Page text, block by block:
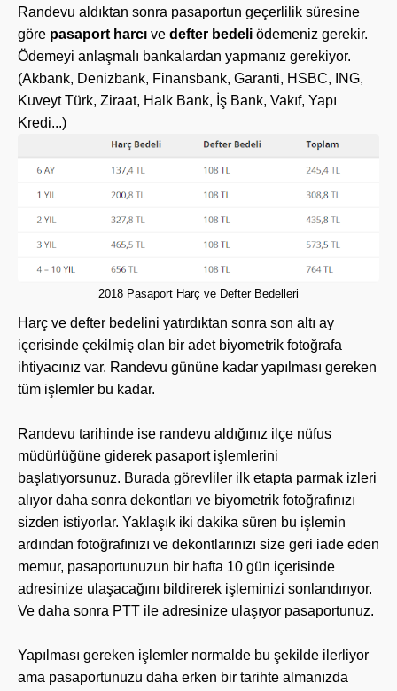
Randevu aldıktan sonra pasaportun geçerlilik süresine
göre pasaport harcı ve defter bedeli ödemeniz gerekir.
Ödemeyi anlaşmalı bankalardan yapmanız gerekiyor.
(Akbank, Denizbank, Finansbank, Garanti, HSBC, ING,
Kuveyt Türk, Ziraat, Halk Bank, İş Bank, Vakıf, Yapı
Kredi...)
2018 Pasaport Harç ve Defter Bedelleri
Harç ve defter bedelini yatırdıktan sonra son altı ay
içerisinde çekilmiş olan bir adet biyometrik fotoğrafa
ihtiyacınız var. Randevu gününe kadar yapılması gereken
tüm işlemler bu kadar.
Randevu tarihinde ise randevu aldığınız ilçe nüfus
müdürlüğüne giderek pasaport işlemlerini
başlatıyorsunuz. Burada görevliler ilk etapta parmak izleri
alıyor daha sonra dekontları ve biyometrik fotoğrafınızı
sizden istiyorlar. Yaklaşık iki dakika süren bu işlemin
ardından fotoğrafınızı ve dekontlarınızı size geri iade eden
memur, pasaportunuzun bir hafta 10 gün içerisinde
adresinize ulaşacağını bildirerek işleminizi sonlandırıyor.
Ve daha sonra PTT ile adresinize ulaşıyor pasaportunuz.
Yapılması gereken işlemler normalde bu şekilde ilerliyor
ama pasaportunuzu daha erken bir tarihte almanızda